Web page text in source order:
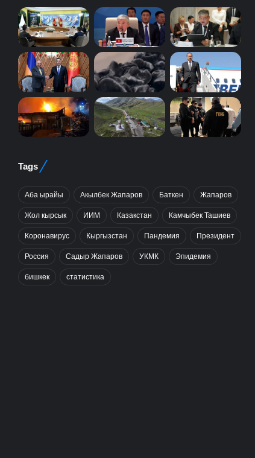
Tags
Аба ырайы Акылбек Жапаров Баткен Жапаров
Жол кырсык ИИМ Казакстан Камчыбек Ташиев
Коронавирус Кыргызстан Пандемия Президент
Россия Садыр Жапаров УКМК Эпидемия
бишкек статистика